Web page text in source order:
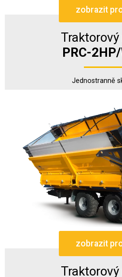
zobrazit
PRC-
Jednostranně
zobrazit